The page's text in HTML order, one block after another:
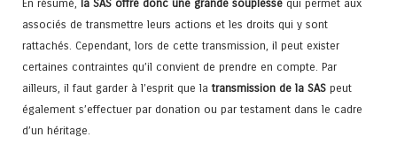
En résumé, la SAS offre donc une grande souplesse qui permet aux
associés de transmettre leurs actions et les droits qui y sont
rattachés. Cependant, lors de cette transmission, il peut exister
certaines contraintes qu’il convient de prendre en compte. Par
ailleurs, il faut garder à l’esprit que latransmission de la SAS peut
également s’effectuer par donation ou par testament dans le cadre
d’un héritage.